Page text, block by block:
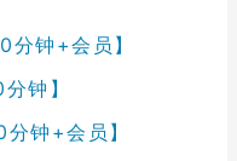
钟+会员】
钟】
钟+会员】